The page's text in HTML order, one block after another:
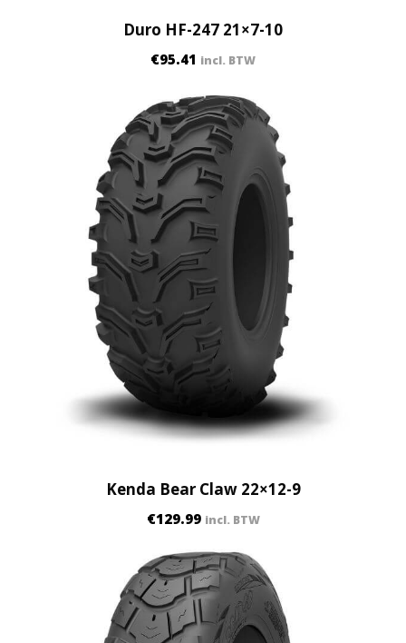
Duro HF-247 21×7-10
€95.41 incl. BTW
Kenda Bear Claw 22×12-9
€129.99 incl. BTW